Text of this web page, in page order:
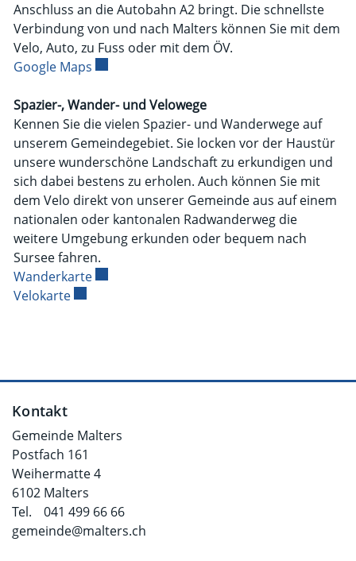
Anschluss an die Autobahn A2 bringt. Die schnellste
Verbindung von und nach Malters können Sie mit dem
Velo, Auto, zu Fuss oder mit dem ÖV.
Google Maps Externer Link wird in einem neuen Fenster
Spazier-, Wander- und Velowege
Kennen Sie die vielen Spazier- und Wanderwege auf
unserem Gemeindegebiet. Sie locken vor der Haustür
unsere wunderschöne Landschaft zu erkundigen und
sich dabei bestens zu erholen. Auch können Sie mit
dem Velo direkt von unserer Gemeinde aus auf einem
nationalen oder kantonalen Radwanderweg die
weitere Umgebung erkunden oder bequem nach
Sursee fahren.
WanderkarteExterner Link wird in einem neuen Fenster
VelokarteExterner Link wird in einem neuen Fenster
Fusszeile
Kontakt
Gemeinde Malters
Postfach 161
Weihermatte 4
6102 Malters
Tel.
041 499 66 66
gemeinde@malters.ch